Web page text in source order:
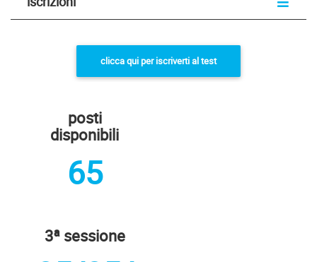
clicca qui per iscriverti al test
posti
disponibili
65
3ª sessione